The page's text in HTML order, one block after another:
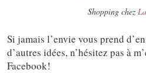
Shopping chez
Si jamais l’envie vous prend
d’autres idées, n’hésitez pas à
Facebook!